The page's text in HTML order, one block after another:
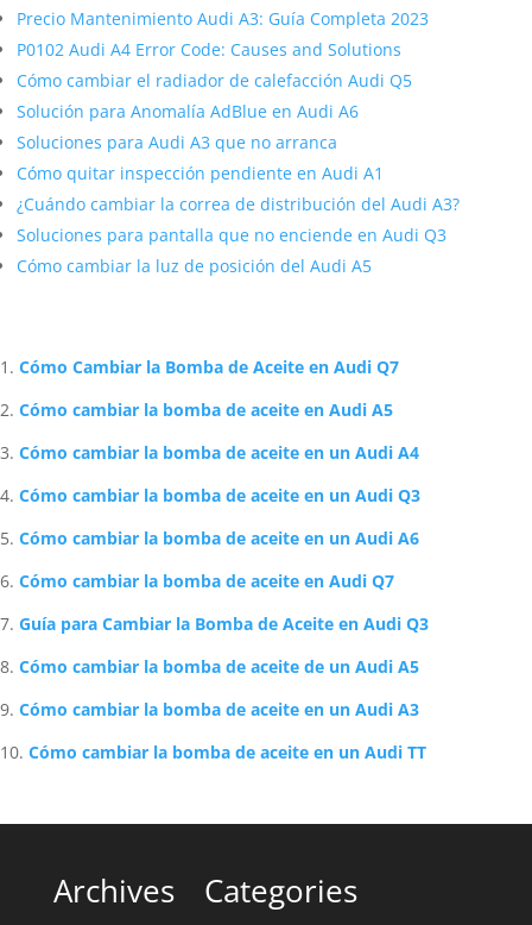
Precio Mantenimiento Audi A3: Guía Completa 2023
P0102 Audi A4 Error Code: Causes and Solutions
Cómo cambiar el radiador de calefacción Audi Q5
Solución para Anomalía AdBlue en Audi A6
Soluciones para Audi A3 que no arranca
Cómo quitar inspección pendiente en Audi A1
¿Cuándo cambiar la correa de distribución del Audi A3?
Soluciones para pantalla que no enciende en Audi Q3
Cómo cambiar la luz de posición del Audi A5
Cómo Cambiar la Bomba de Aceite en Audi Q7
Cómo cambiar la bomba de aceite en Audi A5
Cómo cambiar la bomba de aceite en un Audi A4
Cómo cambiar la bomba de aceite en un Audi Q3
Cómo cambiar la bomba de aceite en un Audi A6
Cómo cambiar la bomba de aceite en Audi Q7
Guía para Cambiar la Bomba de Aceite en Audi Q3
Cómo cambiar la bomba de aceite de un Audi A5
Cómo cambiar la bomba de aceite en un Audi A3
Cómo cambiar la bomba de aceite en un Audi TT
Archives Categories